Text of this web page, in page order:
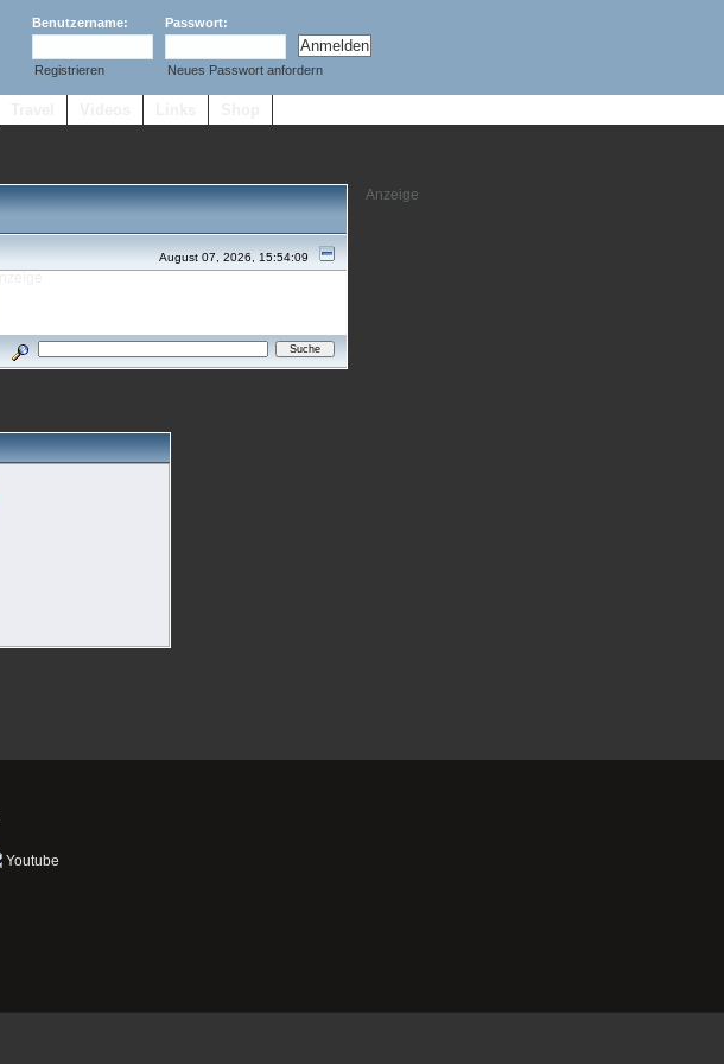
Benutzername: Passwort:
Registrieren Neues Passwort anfordern
August 07, 2026, 15:54:09
Youtube